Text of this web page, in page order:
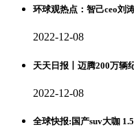
环球观热点：智己ceo刘
2022-12-08
天天日报丨迈腾200万辆
2022-12-08
全球快报:国产suv大咖